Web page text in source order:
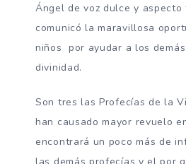
Ángel de voz dulce y
comunicó la maravillosa
niños por ayudar a los
divinidad.
Son tres las Profecías de la
han causado mayor revuelo
encontrará un poco más de
las demás profecías y el por